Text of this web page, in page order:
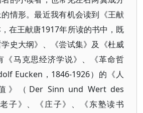
情形。最近我有机会读到《王献
在王献唐1917年所读的书中，既
史大纲》、《尝试集》及《杜威
《马克思经济学说》、《革命哲
Eucken，1846-1926）的《人
》（Der Sinn und Wert des
子》、《庄子》、《东塾读书